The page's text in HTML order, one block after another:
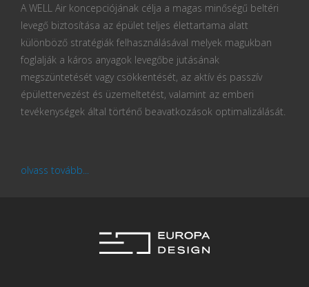
A WELL Air koncepciójának célja a magas minőségű beltéri
levegő biztosítása az épület teljes élettartama alatt
különböző stratégiák felhasználásával melyek magukban
foglalják a káros anyagok levegőbe jutásának
megszüntetését vagy csökkentését, az aktív és passzív
épülettervezést és üzemeltetést, valamint az emberi
tevékenységek által történő beavatkozások optimalizálását.
olvass tovább...